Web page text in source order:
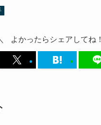
よかったらシェアしてね！